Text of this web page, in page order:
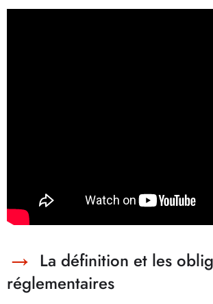
La définition et les
réglementaires